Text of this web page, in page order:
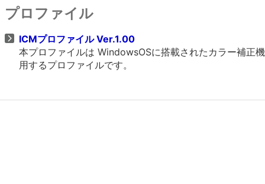
プロファイル
ICMプロファイル Ver.1.00
本プロファイルは WindowsOSに搭載されたカラー補正
用するプロファイルです。